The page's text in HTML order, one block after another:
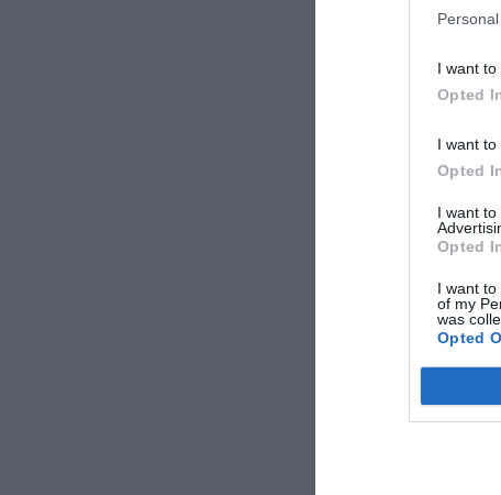
I want to
Opted
I want to
Opted
I want
Opted
I want
of my
was
Opted
Il Ristorante a pochi
Servizi a
Cucina
Deposito
Lavanderia
Noleggio Auto
Portiere
Ristorante